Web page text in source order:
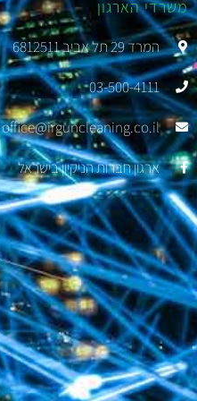
משרדי הארגון
המרד 29 תל אביב 6812511
03-500-4111
office@irguncleaning.co.il
ארגון חברות הניקיון בישראל